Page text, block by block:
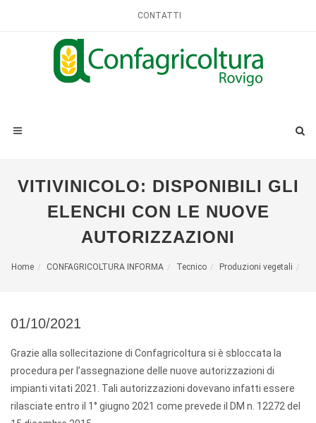
CONTATTI
VITIVINICOLO: DISPONIBILI GLI
ELENCHI CON LE NUOVE
AUTORIZZAZIONI
Home CONFAGRICOLTURA INFORMA Tecnico Produzioni vegetali
01/10/2021
Grazie alla sollecitazione di Confagricoltura si è sbloccata la
procedura per l’assegnazione delle nuove autorizzazioni di
impianti vitati 2021. Tali autorizzazioni dovevano infatti essere
rilasciate entro il 1° giugno 2021 come prevede il DM n. 12272 del